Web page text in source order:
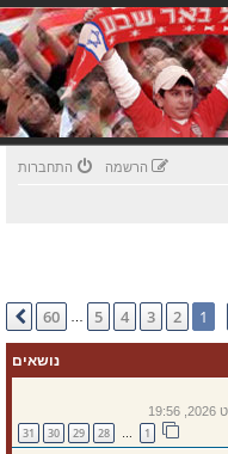
התחברות הרשמה
1
2
3
4
5
60 הבא
נושאים
…
28
29
30
31